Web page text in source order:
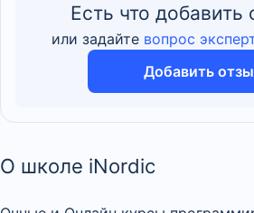
Есть что добавить
или задайте вопрос
Добавить
О школе iNordic